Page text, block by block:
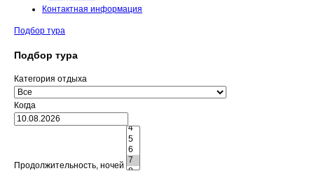
Контактная информация
Подбор тура
Подбор тура
Категория отдыха
Когда
Продолжительность, ночей